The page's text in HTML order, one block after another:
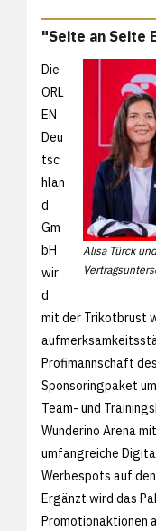
"Seite an Seite
Alisa Türck
Die
ORL
EN
Deu
tsc
hlan
d
Gm
bH
wir
d
mit der Trikotbrust
Profimannschaft
Sponsoringpaket
Team- und
Wunderino Arena
umfangreiche
Werbespots auf
Ergänzt wird das
Promotionaktionen